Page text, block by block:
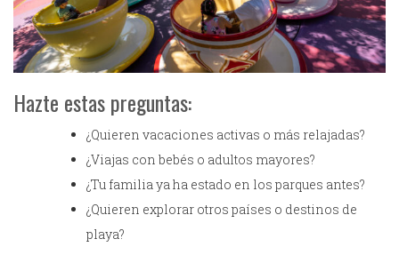
Hazte estas preguntas:
¿Quieren vacaciones activas o más relajadas?
¿Viajas con bebés o adultos mayores?
¿Tu familia ya ha estado en los parques antes?
¿Quieren explorar otros países o destinos de
playa?